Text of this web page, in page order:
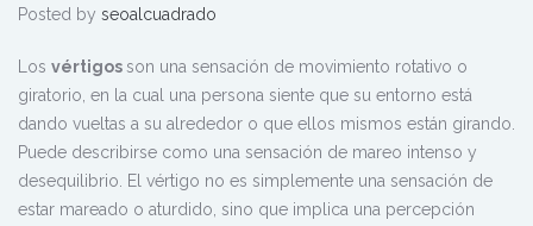
Posted by seoalcuadrado
Los vértigosson una sensación de movimiento rotativo o
giratorio, en la cual una persona siente que su entorno está
dando vueltas a su alrededor o que ellos mismos están girando.
Puede describirse como una sensación de mareo intenso y
desequilibrio. El vértigo no es simplemente una sensación de
estar mareado o aturdido, sino que implica una percepción